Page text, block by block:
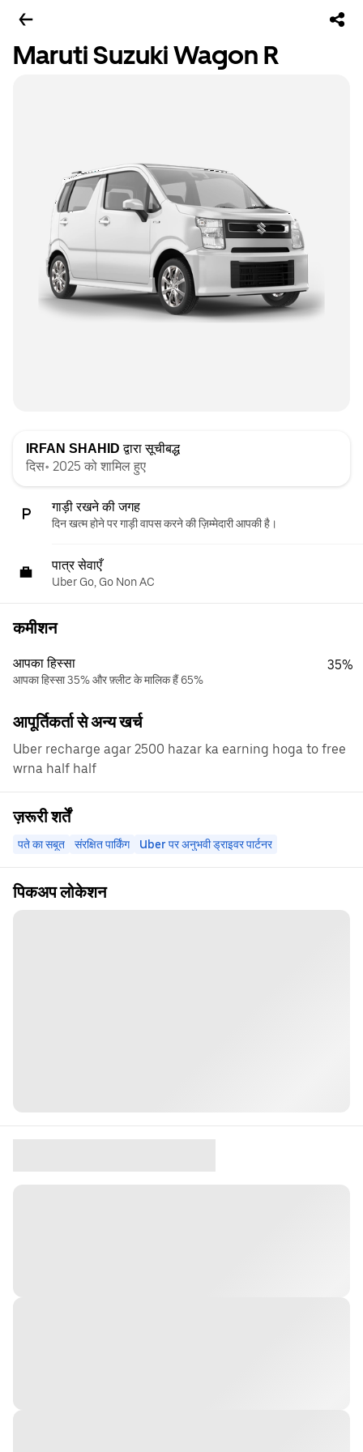
Maruti Suzuki Wagon R
IRFAN SHAHID द्वारा सूचीबद्ध
दिस॰ 2025 को शामिल हुए
गाड़ी रखने की जगह
दिन खत्म होने पर गाड़ी वापस करने की ज़िम्मेदारी आपकी है।
पात्र सेवाएँ
Uber Go, Go Non AC
कमीशन
आपका हिस्सा
आपका हिस्सा 35% और फ़्लीट के मालिक हैं 65%
35%
आपूर्तिकर्ता से अन्य खर्च
Uber recharge agar 2500 hazar ka earning hoga to free
wrna half half
ज़रूरी शर्तें
पते का सबूत संरक्षित पार्किंग Uber पर अनुभवी ड्राइवर पार्टनर
पिकअप लोकेशन